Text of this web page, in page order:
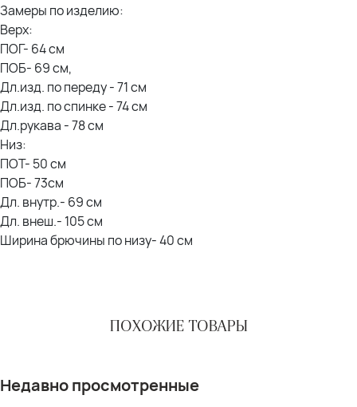
Замеры по изделию:
Верх:
ПОГ- 64 см
ПОБ- 69 см,
Дл.изд. по переду - 71 см
Дл.изд. по спинке - 74 см
Дл.рукава - 78 см
Низ:
ПОТ- 50 см
ПОБ- 73см
Дл. внутр.- 69 см
Дл. внеш.- 105 см
Ширина брючины по низу- 40 см
ПОХОЖИЕ ТОВАРЫ
Недавно просмотренные